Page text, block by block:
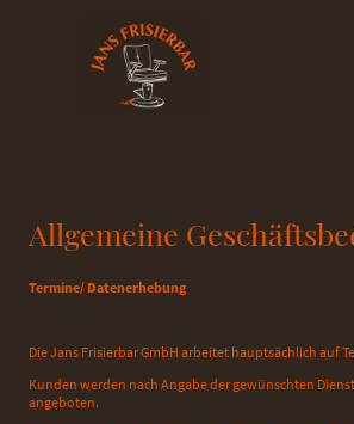
Allgemeine
Termine/ Datenerhebung
Die Jans Frisierbar GmbH arbeitet hauptsächlich auf
Kunden werden nach Angabe der gewünschten
angeboten.